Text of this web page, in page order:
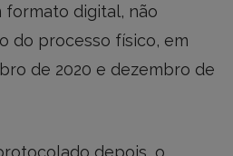
digital, não
do processo físico, em
de 2020 e dezembro de